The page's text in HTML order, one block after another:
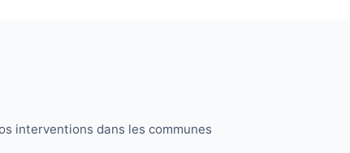
interventions dans les communes